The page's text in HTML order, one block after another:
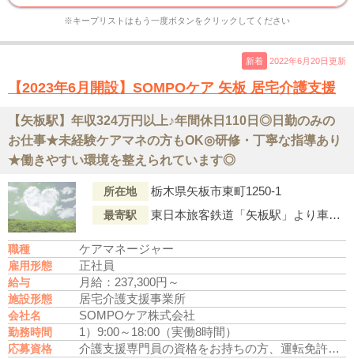
※キープリストはもう一度ボタンをクリックしてください
新着 2022年6月20日更新
【2023年6月開設】SOMPOケア 矢板 居宅介護支援
【矢板駅】年収324万円以上♪年間休日110日◎日勤のみの
お仕事★未経験ケアマネの方もOK◎研修・丁寧な指導あり
★働きやすい環境を整えられています◎
所在地 栃木県矢板市東町1250-1
最寄駅 東日本旅客鉄道「矢板駅」より車で6分
職種 ケアマネージャー
雇用形態 正社員
給与 月給：237,300円～
施設形態 居宅介護支援事業所
会社名 SOMPOケア株式会社
勤務時間 1）9:00～18:00（実働8時間）
応募資格 介護支援専門員の資格をお持ちの方、運転免許あれば尚可